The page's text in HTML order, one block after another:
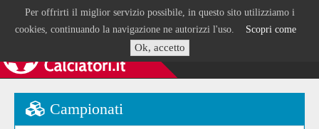
Per offrirti il miglior servizio possibile, in questo sito utilizziamo i
cookies, continuando la navigazione ne autorizzi l'uso. Scopri come
Ok, accetto
Campionati